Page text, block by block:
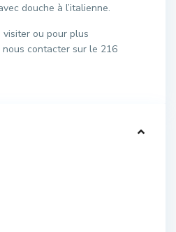
douche à l’italienne.
visiter ou pour plus
nous contacter sur le 216